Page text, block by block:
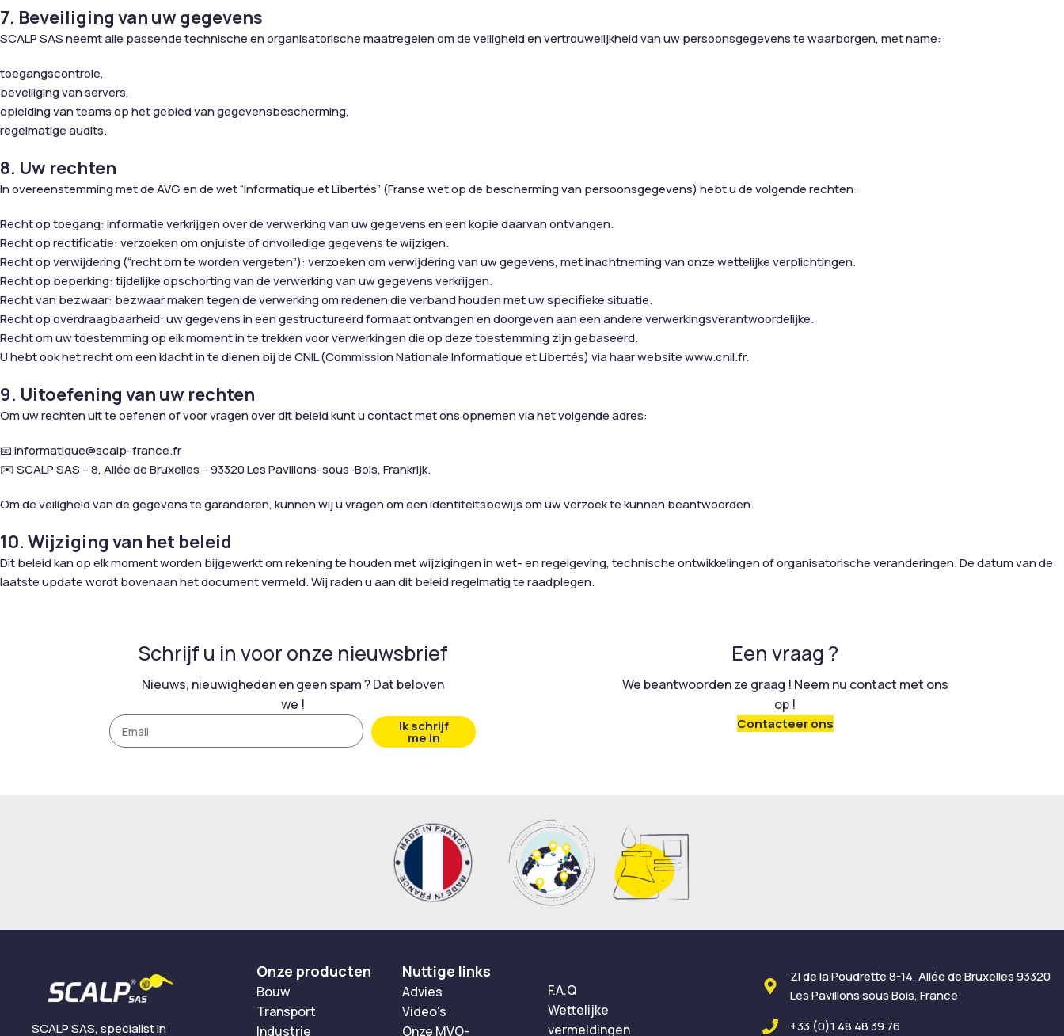
7. Beveiliging van uw gegevens
SCALP SAS neemt alle passende technische en organisatorische maatregelen om de veiligheid en vertrouwelijkheid van uw persoonsgegevens te waarborgen, met name:
toegangscontrole,
beveiliging van servers,
opleiding van teams op het gebied van gegevensbescherming,
regelmatige audits.
8. Uw rechten
In overeenstemming met de AVG en de wet “Informatique et Libertés” (Franse wet op de bescherming van persoonsgegevens) hebt u de volgende rechten:
Recht op toegang: informatie verkrijgen over de verwerking van uw gegevens en een kopie daarvan ontvangen.
Recht op rectificatie: verzoeken om onjuiste of onvolledige gegevens te wijzigen.
Recht op verwijdering (“recht om te worden vergeten”): verzoeken om verwijdering van uw gegevens, met inachtneming van onze wettelijke verplichtingen.
Recht op beperking: tijdelijke opschorting van de verwerking van uw gegevens verkrijgen.
Recht van bezwaar: bezwaar maken tegen de verwerking om redenen die verband houden met uw specifieke situatie.
Recht op overdraagbaarheid: uw gegevens in een gestructureerd formaat ontvangen en doorgeven aan een andere verwerkingsverantwoordelijke.
Recht om uw toestemming op elk moment in te trekken voor verwerkingen die op deze toestemming zijn gebaseerd.
U hebt ook het recht om een klacht in te dienen bij de CNIL (Commission Nationale Informatique et Libertés) via haar website www.cnil.fr.
9. Uitoefening van uw rechten
Om uw rechten uit te oefenen of voor vragen over dit beleid kunt u contact met ons opnemen via het volgende adres:
📧 informatique@scalp-france.fr
✉️ SCALP SAS – 8, Allée de Bruxelles – 93320 Les Pavillons-sous-Bois, Frankrijk.
Om de veiligheid van de gegevens te garanderen, kunnen wij u vragen om een identiteitsbewijs om uw verzoek te kunnen beantwoorden.
10. Wijziging van het beleid
Dit beleid kan op elk moment worden bijgewerkt om rekening te houden met wijzigingen in wet- en regelgeving, technische ontwikkelingen of organisatorische veranderingen. De datum van de
laatste update wordt bovenaan het document vermeld. Wij raden u aan dit beleid regelmatig te raadplegen.
Schrijf u in voor onze nieuwsbrief
Nieuws, nieuwigheden en geen spam ? Dat beloven
we !
Ik schrijf
me in
Een vraag ?
We beantwoorden ze graag ! Neem nu contact met ons
op !
Contacteer ons
SCALP SAS, specialist in
Onze producten
Bouw
Transport
Industrie
Nuttige links
Advies
Video's
Onze MVO-
F.A.Q
Wettelijke
vermeldingen
ZI de la Poudrette 8-14, Allée de Bruxelles 93320
Les Pavillons sous Bois, France
+33 (0)1 48 48 39 76